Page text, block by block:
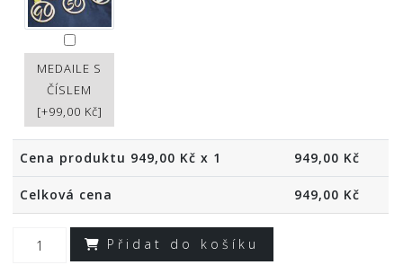
MEDAILE S
ČÍSLEM
[+99,00 Kč]
Cena produktu 949,00 Kč x 1 949,00 Kč
Celková cena 949,00 Kč
Legendario
Přidat do košíku